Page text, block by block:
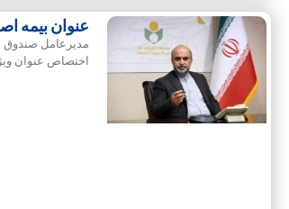
عنوان بیمه
مدیرعامل صندوق
اختصاص عنوان